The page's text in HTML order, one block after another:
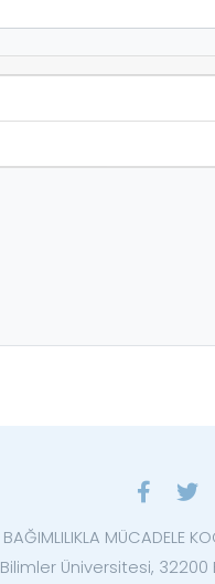
BAĞIMLILIKLA MÜCADELE
Üniversitesi,